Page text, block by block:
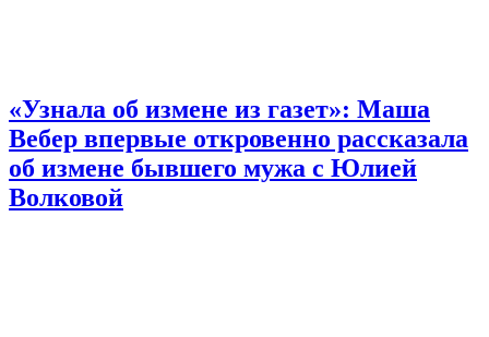
«Узнала об измене из газет»: Маша
Вебер впервые откровенно рассказала
об измене бывшего мужа с Юлией
Волковой